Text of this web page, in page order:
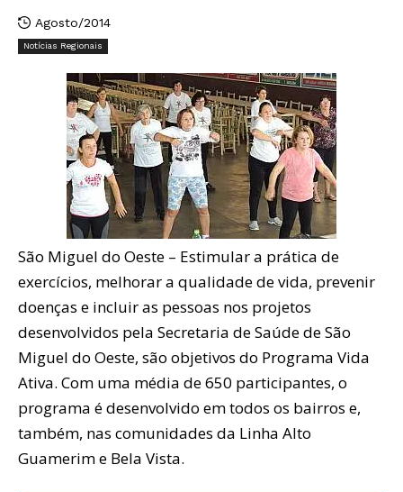
Agosto/2014
Notícias Regionais
São Miguel do Oeste – Estimular a prática de
exercícios, melhorar a qualidade de vida, prevenir
doenças e incluir as pessoas nos projetos
desenvolvidos pela Secretaria de Saúde de São
Miguel do Oeste, são objetivos do Programa Vida
Ativa. Com uma média de 650 participantes, o
programa é desenvolvido em todos os bairros e,
também, nas comunidades da Linha Alto
Guamerim e Bela Vista.